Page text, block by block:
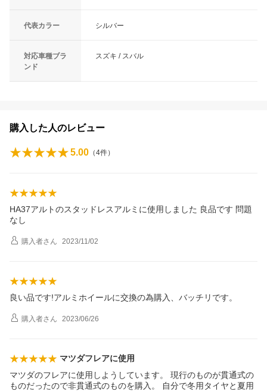
代表カラー シルバー
対応車種ブラ
ンド
スズキ / スバル
購入した人のレビュー
5.00 （4件）
HA37アルトのスタッドレスアルミに使用しました 良品です 問題
なし
購入者さん 2023/11/02
良い品です!アルミホイールに交換の為購入、バッチリです。
購入者さん 2023/06/26
マツダフレアに使用
マツダのフレアに使用しようしています。 現行のものが貫通式の
ものだったので非貫通式のものを購入。 自分で冬用タイヤと夏用